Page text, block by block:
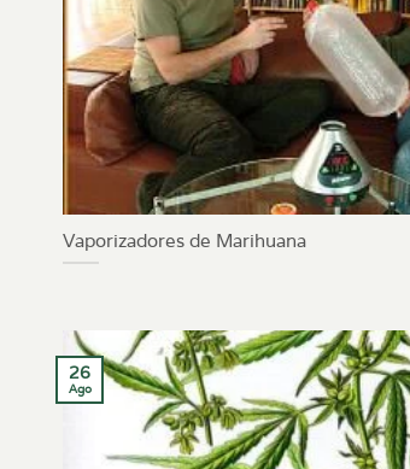
Vaporizadores de Marihuana
26
Ago